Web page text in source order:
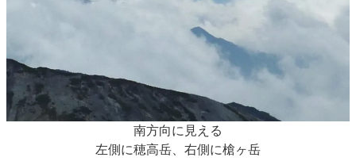
南方向に見える
左側に穂高岳、右側に槍ヶ岳